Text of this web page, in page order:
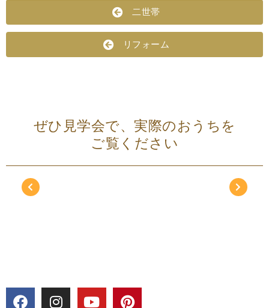
二世帯
リフォーム
ぜひ見学会で、実際のおうちを
ご覧ください